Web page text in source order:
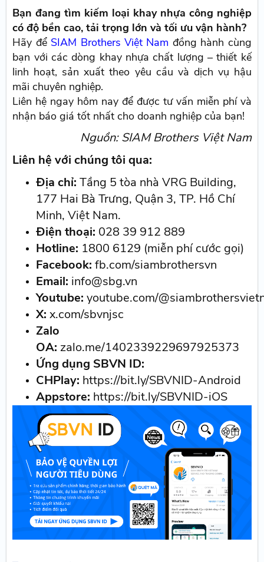
Bạn đang tìm kiếm loại khay nhựa công nghiệp
có độ bền cao, tải trọng lớn và tối ưu vận hành?
Hãy để SIAM Brothers Việt Nam đồng hành cùng
bạn với các dòng khay nhựa chất lượng – thiết kế
linh hoạt, sản xuất theo yêu cầu và dịch vụ hậu
mãi chuyên nghiệp.
Liên hệ ngay hôm nay để được tư vấn miễn phí và
nhận báo giá tốt nhất cho doanh nghiệp của bạn!
Nguồn: SIAM Brothers Việt Nam
Liên hệ với chúng tôi qua:
Địa chỉ: Tầng 5 tòa nhà VRG Building,
177 Hai Bà Trưng, Quận 3, TP. Hồ Chí
Minh, Việt Nam.
Điện thoại: 028 39 912 889
Hotline: 1800 6129 (miễn phí cước gọi)
Facebook:fb.com/siambrothersvn
Email: info@sbg.vn
Youtube: youtube.com/
X:x.com/sbvnjsc
Zalo
OA: zalo.me/1402339229697925373
Ứng dụng SBVN ID:
CHPlay: https://bit.ly/SBVNID-Android
Appstore: https://bit.ly/SBVNID-iOS